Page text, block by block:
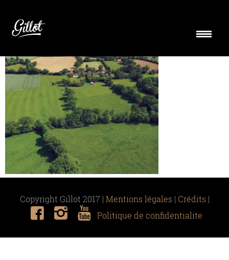
Copyright Gillot 2017 | Mentions légales | Crédits |
Politique de confidentialite